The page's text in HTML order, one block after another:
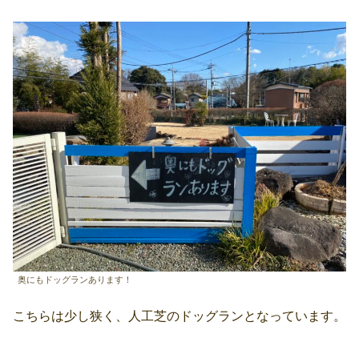
奥にもドッグランあります！
こちらは少し狭く、人工芝のドッグランとなっています。